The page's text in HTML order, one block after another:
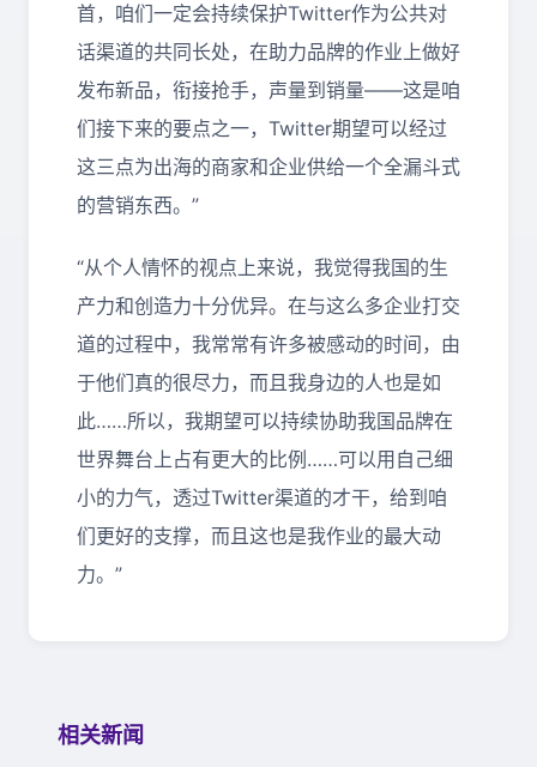
首，咱们一定会持续保护Twitter作为公共对
话渠道的共同长处，在助力品牌的作业上做好
发布新品，衔接抢手，声量到销量——这是咱
们接下来的要点之一，Twitter期望可以经过
这三点为出海的商家和企业供给一个全漏斗式
的营销东西。”
“从个人情怀的视点上来说，我觉得我国的生
产力和创造力十分优异。在与这么多企业打交
道的过程中，我常常有许多被感动的时间，由
于他们真的很尽力，而且我身边的人也是如
此……所以，我期望可以持续协助我国品牌在
世界舞台上占有更大的比例……可以用自己细
小的力气，透过Twitter渠道的才干，给到咱
们更好的支撑，而且这也是我作业的最大动
力。”
相关新闻